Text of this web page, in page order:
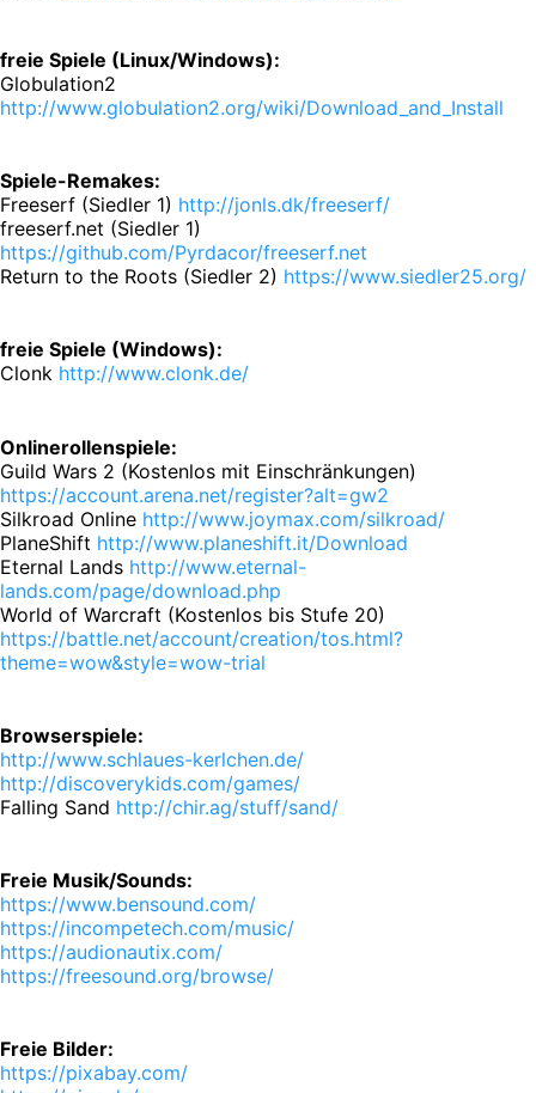
freie Spiele (Linux/Windows):
Globulation2
http://www.globulation2.org/wiki/Download_and_Install
Spiele-Remakes:
Freeserf (Siedler 1) http://jonls.dk/freeserf/
freeserf.net (Siedler 1)
https://github.com/Pyrdacor/freeserf.net
Return to the Roots (Siedler 2) https://www.siedler25.org/
freie Spiele (Windows):
Clonk http://www.clonk.de/
Onlinerollenspiele:
Guild Wars 2 (Kostenlos mit Einschränkungen)
https://account.arena.net/register?alt=gw2
Silkroad Online http://www.joymax.com/silkroad/
PlaneShift http://www.planeshift.it/Download
Eternal Lands http://www.eternal-
lands.com/page/download.php
World of Warcraft (Kostenlos bis Stufe 20)
https://battle.net/account/creation/tos.html?
theme=wow&style=wow-trial
Browserspiele:
http://www.schlaues-kerlchen.de/
http://discoverykids.com/games/
Falling Sand http://chir.ag/stuff/sand/
Freie Musik/Sounds:
https://www.bensound.com/
https://incompetech.com/music/
https://audionautix.com/
https://freesound.org/browse/
Freie Bilder:
https://pixabay.com/